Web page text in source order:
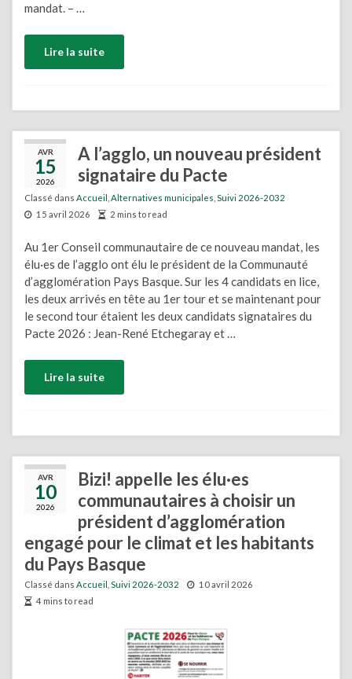
mandat. – …
Lire la suite
AVR
15
2026
A l’agglo, un nouveau président
signataire du Pacte
Classé dans Accueil Alternatives municipales Suivi 2026-2032
15 avril 2026
2 mins to read
Au 1er Conseil communautaire de ce nouveau mandat, les
élu·es de l’agglo ont élu le président de la Communauté
d’agglomération Pays Basque. Sur les 4 candidats en lice,
les deux arrivés en tête au 1er tour et se maintenant pour
le second tour étaient les deux candidats signataires du
Pacte 2026 : Jean-René Etchegaray et …
Lire la suite
AVR
10
2026
Bizi! appelle les élu·es
communautaires à choisir un
président d’agglomération
engagé pour le climat et les habitants
du Pays Basque
Classé dans Accueil Suivi 2026-2032
10 avril 2026
4 mins to read